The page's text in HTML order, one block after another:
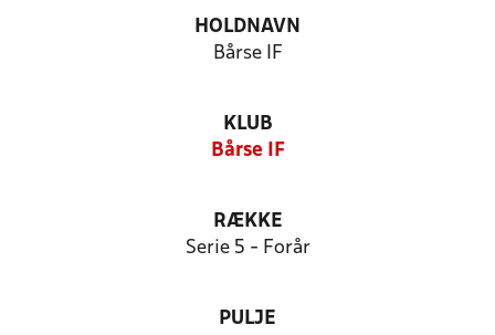
HOLDNAVN
Bårse IF
KLUB
Bårse IF
RÆKKE
Serie 5 - Forår
PULJE